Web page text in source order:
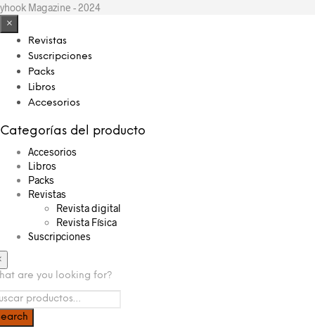
Magazine - 2024
×
Revistas
Suscripciones
Packs
Libros
Accesorios
Categorías del producto
Accesorios
Libros
Packs
Revistas
Revista digital
Revista Física
Suscripciones
are you looking for?